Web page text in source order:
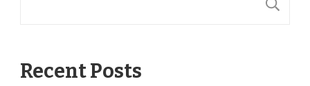
Recent Posts